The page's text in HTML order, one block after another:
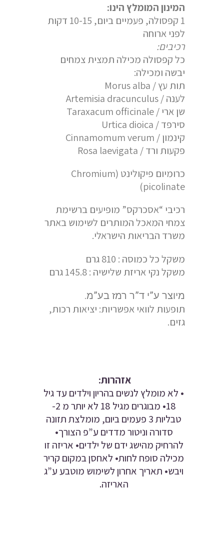
המינון המומלץ הינו:
1 קפסולה, פעמיים ביום, 10-15 דקות
לפני ארוחה
רכיבים:
כל קפסולה מכילה תמצית צמחים
יבשה ומכילה:
תות עץ / Morus alba
לענה / Artemisia dracunculus
שן ארי / Taraxacum officinale
סירפד / Urtica dioica
קינמון / Cinnamomum verum
פקעות ורד / Rosa laevigata
כרומיום פיקולינט (Chromium
picolinate)
רכיבי “אסכרקס” מופיעים ברשימת
צמחי המאכל המותרים לשימוש באתר
משרד הבריאות הישראלי.
משקל כל כמוסה : 810 גרם
משקל נקי אריזת שלישיה : 145.8 גרם
מיוצר ע”י ד”ר רמז בע”מ.
תופעות לוואי אפשריות: יציאות רכות,
גזים.
אזהרות:
• לא מומלץ לנשים בהריון וילדים עד גיל
18• מבוגרים מגיל 18 לא יותר מ 2-
טבליות 3 פעמים ביום, מומלצת תזונה
סדורה וניטור מדדים ע”פ הצורך•
להרחיק מהישג ידם של ילדים• אריזה זו
מכילה סופח לחות• לאחסן במקום קריר
ויבש• תאריך אחרון לשימוש מוטבע ע”ג
האריזה.